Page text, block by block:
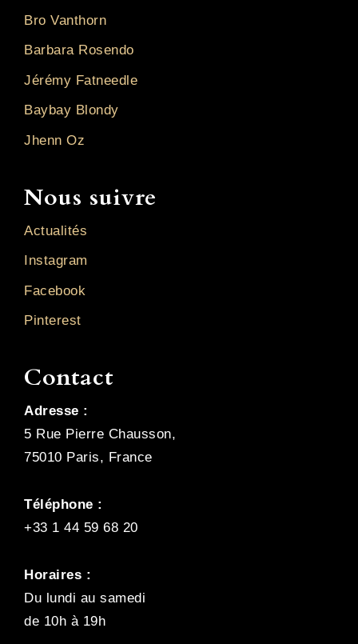
Bro Vanthorn
Barbara Rosendo
Jérémy Fatneedle
Baybay Blondy
Jhenn Oz
Nous suivre
Actualités
Instagram
Facebook
Pinterest
Contact
Adresse :
5 Rue Pierre Chausson,
75010 Paris, France
Téléphone :
+33 1 44 59 68 20
Horaires :
Du lundi au samedi
de 10h à 19h